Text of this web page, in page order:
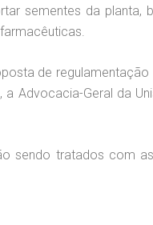
sementes da planta,
de
Advocacia-Geral da
sendo tratados com